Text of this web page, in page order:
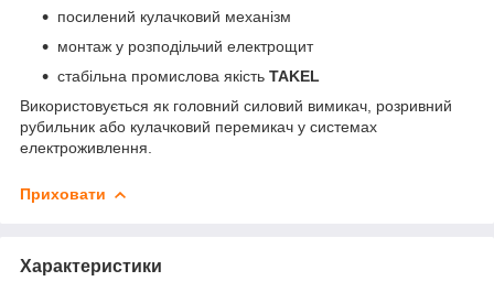
посилений кулачковий механізм
монтаж у розподільчий електрощит
стабільна промислова якість TAKEL
Використовується як головний силовий вимикач, розривний
рубильник або кулачковий перемикач у системах
електроживлення.
Приховати
Характеристики